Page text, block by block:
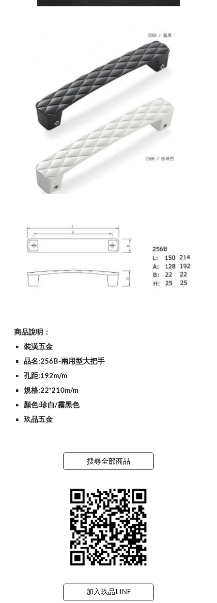
商品說明：
裝潢五金
品名:256B-兩用型大把手
孔距:192m/m
規格:22*210m/m
顏色:珍白/霧黑色
玖品五金
搜尋全部商品
加入玖品LINE